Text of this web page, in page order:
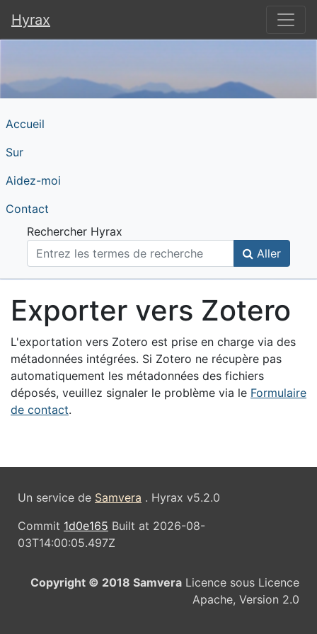
Hyrax
Hyrax
Accueil
Sur
Aidez-moi
Contact
Rechercher Hyrax
Aller
Exporter vers Zotero
L'exportation vers Zotero est prise en charge via des
métadonnées intégrées. Si Zotero ne récupère pas
automatiquement les métadonnées des fichiers
déposés, veuillez signaler le problème via le Formulaire
de contact.
Un service de Samvera . Hyrax v5.2.0
Commit 1d0e165 Built at 2026-08-
03T14:00:05.497Z
Copyright © 2018 Samvera Licence sous Licence
Apache, Version 2.0